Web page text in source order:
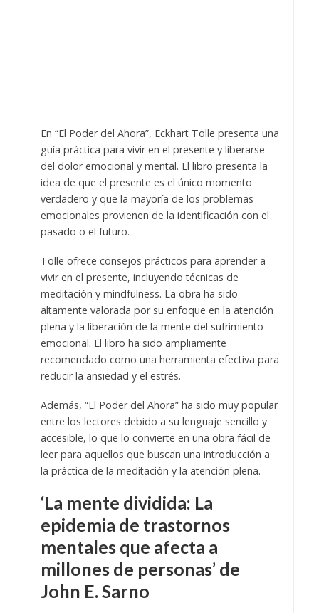
En “El Poder del Ahora”, Eckhart Tolle presenta una
guía práctica para vivir en el presente y liberarse
del dolor emocional y mental. El libro presenta la
idea de que el presente es el único momento
verdadero y que la mayoría de los problemas
emocionales provienen de la identificación con el
pasado o el futuro.
Tolle ofrece consejos prácticos para aprender a
vivir en el presente, incluyendo técnicas de
meditación y mindfulness. La obra ha sido
altamente valorada por su enfoque en la atención
plena y la liberación de la mente del sufrimiento
emocional. El libro ha sido ampliamente
recomendado como una herramienta efectiva para
reducir la ansiedad y el estrés.
Además, “El Poder del Ahora” ha sido muy popular
entre los lectores debido a su lenguaje sencillo y
accesible, lo que lo convierte en una obra fácil de
leer para aquellos que buscan una introducción a
la práctica de la meditación y la atención plena.
‘La mente dividida: La
epidemia de trastornos
mentales que afecta a
millones de personas’ de
John E. Sarno